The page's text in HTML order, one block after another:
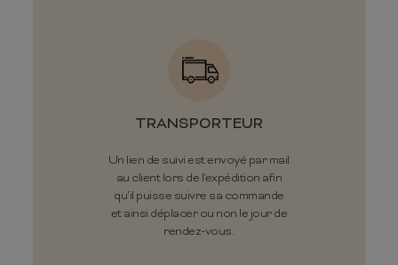
TRANSPORTEUR
Un lien de suivi est envoyé par mail
au client lors de l'expédition afin
qu'il puisse suivre sa commande
et ainsi déplacer ou non le jour de
rendez-vous.